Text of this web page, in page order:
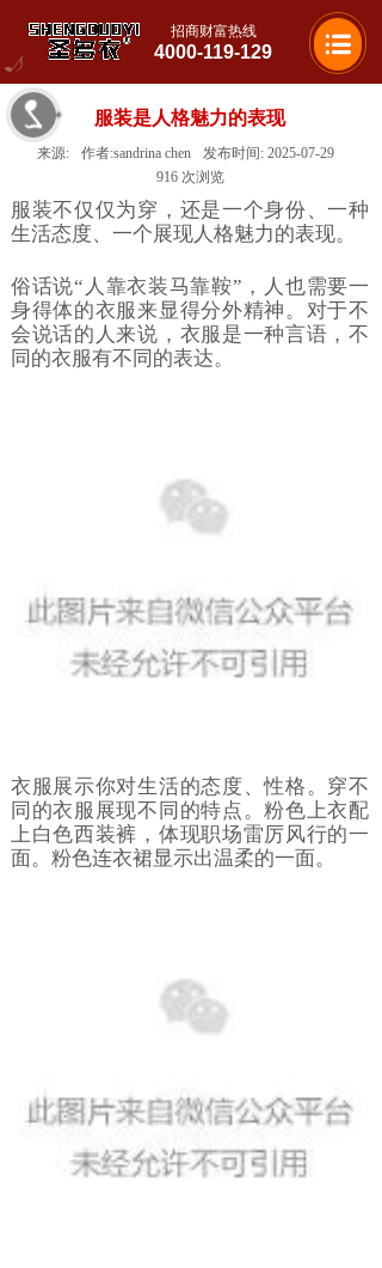
服装是人格魅力的表现
来源: 作者:sandrina chen 发布时间: 2025-07-29
916 次浏览
服装不仅仅为穿，还是一个身份、一种
生活态度、一个展现人格魅力的表现。
俗话说“人靠衣装马靠鞍”，人也需要一
身得体的衣服来显得分外精神。对于不
会说话的人来说，衣服是一种言语，不
同的衣服有不同的表达。
衣服展示你对生活的态度、性格。穿不
同的衣服展现不同的特点。粉色上衣配
上白色西装裤，体现职场雷厉风行的一
面。粉色连衣裙显示出温柔的一面。
招商财富热线
4000-119-129